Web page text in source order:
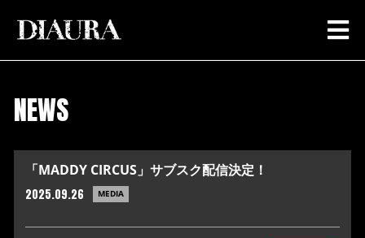
NEWS
「MADDY CIRCUS」サブスク配信決定！
2025.09.26 MEDIA